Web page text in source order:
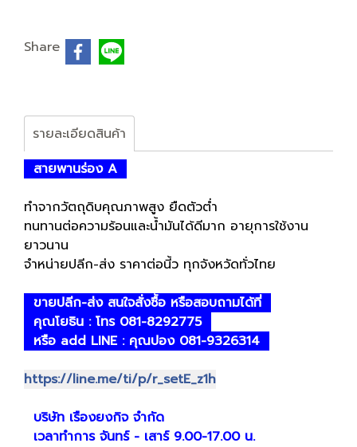
Share
รายละเอียดสินค้า
สายพานร่อง A
ทำจากวัตถุดิบคุณภาพสูง ยืดตัวต่ำ
ทนทานต่อความร้อนและน้ำมันได้ดีมาก อายุการใช้งาน
ยาวนาน
จำหน่ายปลีก-ส่ง ราคาต่อนี้ว ทุกจังหวัดทั่วไทย
ขายปลีก-ส่ง สนใจสั่งซื้อ หรือสอบถามได้ที่
คุณโยธิน : โทร 081-8292775
หรือ add LINE : คุณปอง 081-9326314
https://line.me/ti/p/r_setE_z1h
บริษัท เรืองยงกิจ จำกัด
เวลาทำการ จันทร์ - เสาร์ 9.00-17.00 น.